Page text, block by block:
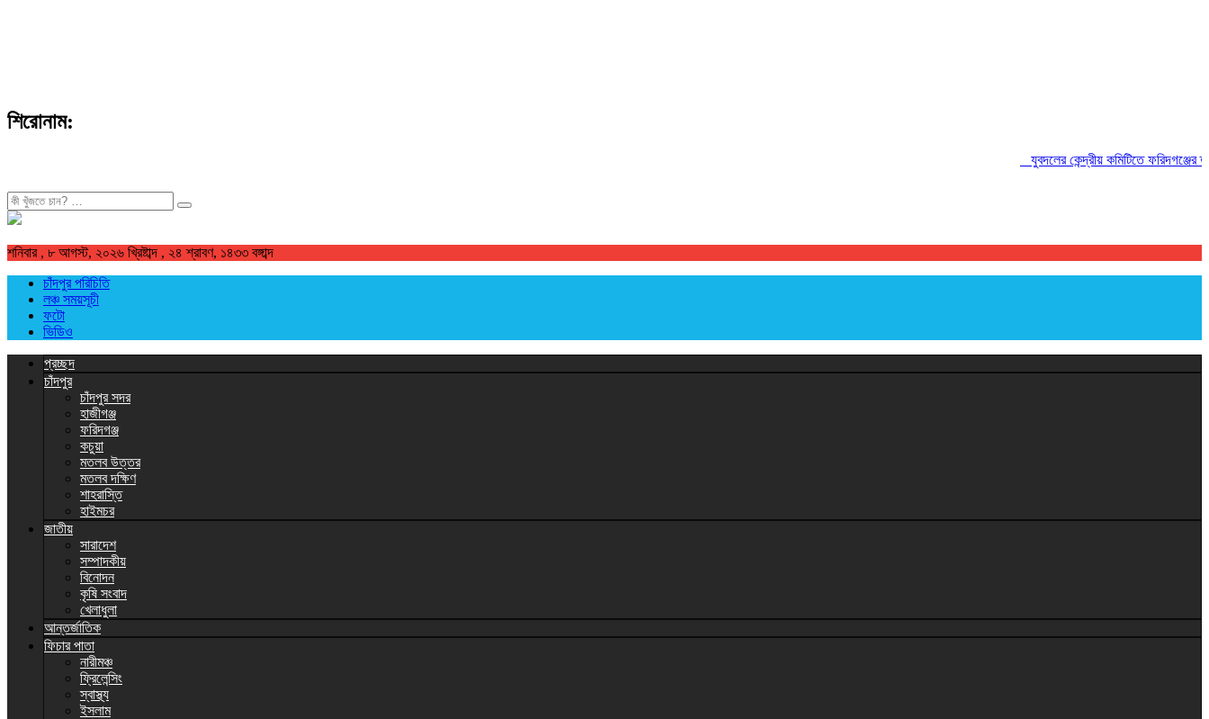
শিরোনাম:
যুবদলের কেন্দ্রীয় কমিটিতে ফরিদগঞ্জের
খুজুন
শনিবার , ৮ আগস্ট, ২০২৬ খ্রিষ্টাব্দ , ২৪ শ্রাবণ, ১৪৩৩ বঙ্গাব্দ
চাঁদপুর পরিচিতি
লঞ্চ সময়সূচী
ফটো
ভিডিও
প্রচ্ছদ
চাঁদপুর
চাঁদপুর সদর
হাজীগঞ্জ
ফরিদগঞ্জ
কচুয়া
মতলব উত্তর
মতলব দক্ষিণ
শাহরাস্তি
হাইমচর
জাতীয়
সারাদেশ
সম্পাদকীয়
বিনোদন
কৃষি সংবাদ
খেলাধুলা
আন্তর্জাতিক
ফিচার পাতা
নারীমঞ্চ
ফ্রিলেন্সিং
স্বাস্থ্য
ইসলাম